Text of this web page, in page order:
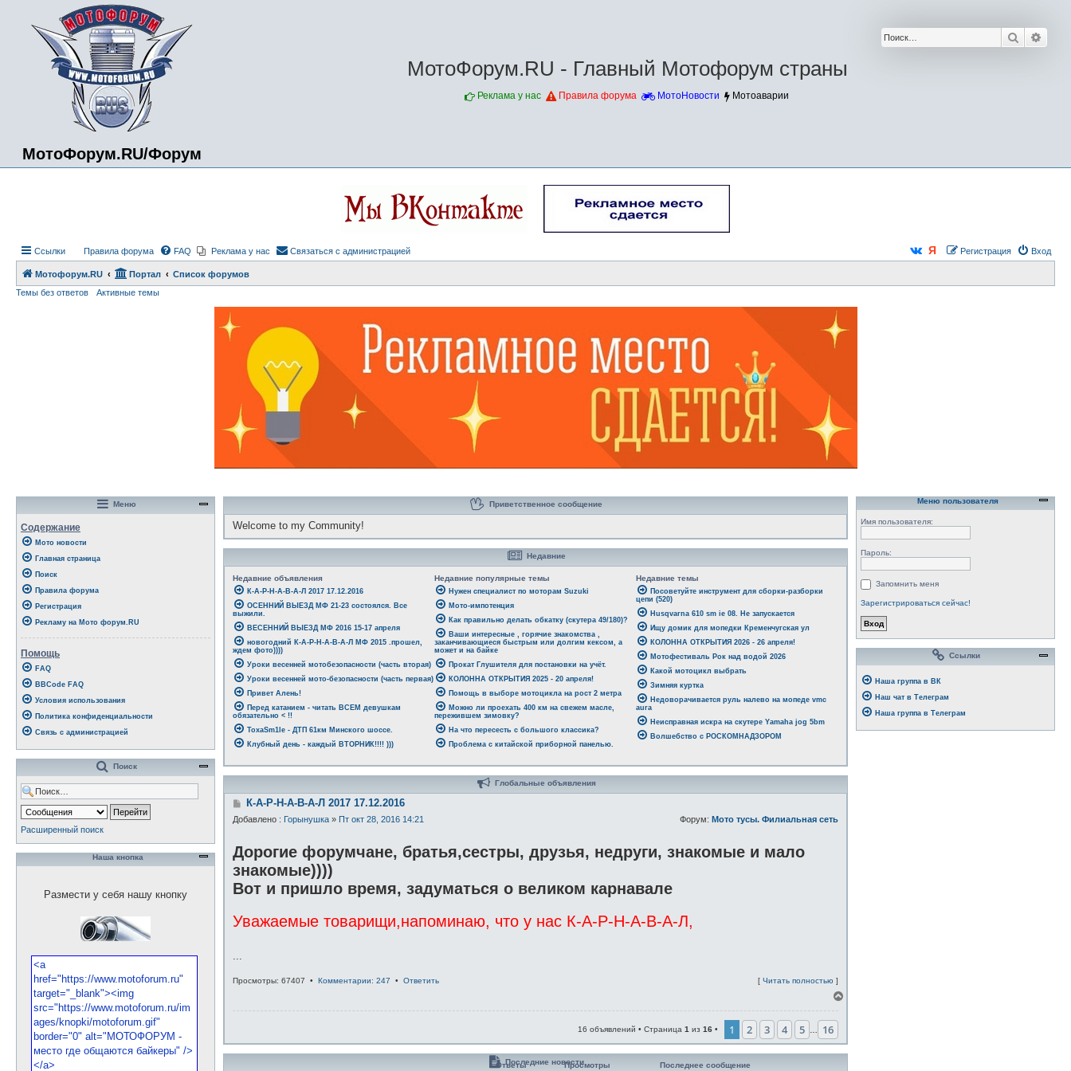
МотоФорум.RU/Форум
Поиск
МотоФорум.RU - Главный Мотофорум страны
Реклама у нас Правила форума МотоНовости Мотоаварии
Ссылки Правила форума FAQ Реклама у нас Связаться с администрацией Вход
Регистрация
Мотофорум.RU Портал
Список форумов
Темы без ответов
Активные темы
Приветственное сообщение
Welcome to my Community!
Недавние
Недавние объявления Недавние популярные темы Недавние темы
К-А-Р-Н-А-В-А-Л 2017 17.12.2016
ОСЕННИЙ ВЫЕЗД МФ 21-23 состоялся. Все
выжили.
ВЕСЕННИЙ ВЫЕЗД МФ 2016 15-17 апреля
новогодний К-А-Р-Н-А-В-А-Л МФ 2015 .прошел,
ждем фото))))
Уроки весенней мотобезопасности (часть вторая)
Уроки весенней мото-безопасности (часть первая)
Привет Алень!
Перед катанием - читать ВСЕМ девушкам
обязательно < !!
ToxaSm1le - ДТП 61км Минского шоссе.
Клубный день - каждый ВТОРНИК!!!! )))
Нужен специалист по моторам Suzuki
Мото-импотенция
Как правильно делать обкатку (скутера 49/180)?
Ваши интересные , горячие знакомства ,
заканчивающиеся быстрым или долгим кексом, а
может и на байке
Прокат Глушителя для постановки на учёт.
КОЛОННА ОТКРЫТИЯ 2025 - 20 апреля!
Помощь в выборе мотоцикла на рост 2 метра
Можно ли проехать 400 км на свежем масле,
пережившем зимовку?
На что пересесть с большого классика?
Проблема с китайской приборной панелью.
Посоветуйте инструмент для сборки-разборки
цепи (520)
Husqvarna 610 sm ie 08. Не запускается
Ищу домик для мопедки Кременчугская ул
КОЛОННА ОТКРЫТИЯ 2026 - 26 апреля!
Мотофестиваль Рок над водой 2026
Какой мотоцикл выбрать
Зимняя куртка
Недоворачивается руль налево на мопеде vmc
aura
Неисправная искра на скутере Yamaha jog 5bm
Волшебство с РОСКОМНАДЗОРОМ
Глобальные объявления
С
о
о
щ
е
н
е
К-А-Р-Н-А-В-А-Л 2017 17.12.2016
Добавлено : Горынушка » Пт окт 28, 2016 14:21 Форум: Мото тусы. Филиальная сеть
Дорогие форумчане, братья,сестры, друзья, недруги, знакомые и мало
знакомые))))
Вот и пришло время, задуматься о великом карнавале
Уважаемые товарищи,напоминаю, что у нас К-А-Р-Н-А-В-А-Л,
...
Просмотры: 67407 • Комментарии: 247 • Ответить [ Читать полностью ]
т
16 объявлений • Страница 1 из 16 • 1 2 3 4 5 16
Последние новости
Ответы Просмотры Последнее сообщение
Меню
Содержание
Мото новости
Главная страница
Поиск
Правила форума
Регистрация
Рекламу на Мото форум.RU
Помощь
FAQ
BBCode FAQ
Условия использования
Политика конфиденциальности
Связь с администрацией
Поиск
Расширенный поиск
Наша кнопка
Размести у себя нашу кнопку
Меню пользователя
Имя пользователя:
Пароль:
Запомнить меня
Зарегистрироваться сейчас!
Ссылки
Наша группа в ВК
Наш чат в Телеграм
Наша группа в Телеграм